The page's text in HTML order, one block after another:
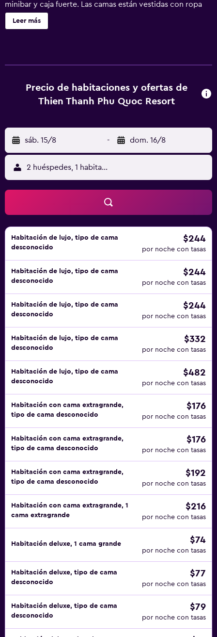
minibar y caja fuerte. Las camas están vestidas con ropa
de cama de alta calidad. Se ofrece una Smart TV en todas
las habitaciones. Los baños están equipados con ducha y
personas de negocios incluyen escritorio y teléfono. Las
habitaciones también incluyen botella de agua gratuita y
infantil. Otros servicios de ocio y esparcimiento incluyen
sauna y gimnasio. Se pueden practicar las actividades de
ocio y esparcimiento que se indican más abajo en las
instalaciones o cerca del alojamiento (es posible que se
aplique un recargo).
Leer más
Precio de habitaciones y ofertas de
Thien Thanh Phu Quoc Resort
sáb. 15/8 - dom. 16/8
2 huéspedes, 1 habitación
Habitación de lujo, tipo de cama
desconocido
$244
por noche con tasas
Habitación de lujo, tipo de cama
desconocido
$244
por noche con tasas
Habitación de lujo, tipo de cama
desconocido
$244
por noche con tasas
Habitación de lujo, tipo de cama
desconocido
$332
por noche con tasas
Habitación de lujo, tipo de cama
desconocido
$482
por noche con tasas
Habitación con cama extragrande,
tipo de cama desconocido
$176
por noche con tasas
Habitación con cama extragrande,
tipo de cama desconocido
$176
por noche con tasas
Habitación con cama extragrande,
tipo de cama desconocido
$192
por noche con tasas
Habitación con cama extragrande, 1
cama extragrande
$216
por noche con tasas
Habitación deluxe, 1 cama grande $74
por noche con tasas
Habitación deluxe, tipo de cama
desconocido
$77
por noche con tasas
Habitación deluxe, tipo de cama
desconocido
$79
por noche con tasas